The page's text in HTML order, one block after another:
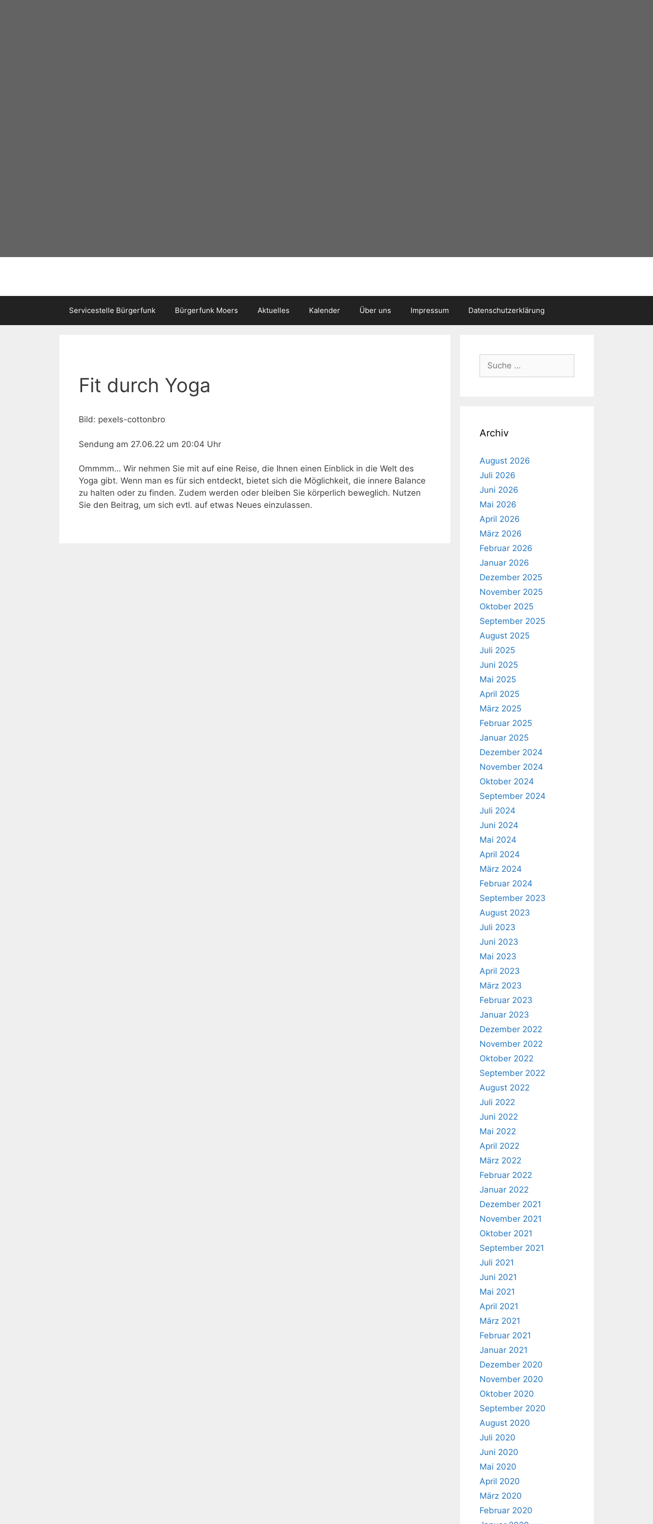
Servicestelle Bürgerfunk Bürgerfunk Moers Aktuelles Kalender Über uns Impressum Datenschutzerklärung
Fit durch Yoga
Bild: pexels-cottonbro
Sendung am 27.06.22 um 20:04 Uhr
Ommmm… Wir nehmen Sie mit auf eine Reise, die Ihnen einen Einblick in die Welt des
Yoga gibt. Wenn man es für sich entdeckt, bietet sich die Möglichkeit, die innere Balance
zu halten oder zu finden. Zudem werden oder bleiben Sie körperlich beweglich. Nutzen
Sie den Beitrag, um sich evtl. auf etwas Neues einzulassen.
Suche
nach:
Archiv
August 2026
Juli 2026
Juni 2026
Mai 2026
April 2026
März 2026
Februar 2026
Januar 2026
Dezember 2025
November 2025
Oktober 2025
September 2025
August 2025
Juli 2025
Juni 2025
Mai 2025
April 2025
März 2025
Februar 2025
Januar 2025
Dezember 2024
November 2024
Oktober 2024
September 2024
Juli 2024
Juni 2024
Mai 2024
April 2024
März 2024
Februar 2024
September 2023
August 2023
Juli 2023
Juni 2023
Mai 2023
April 2023
März 2023
Februar 2023
Januar 2023
Dezember 2022
November 2022
Oktober 2022
September 2022
August 2022
Juli 2022
Juni 2022
Mai 2022
April 2022
März 2022
Februar 2022
Januar 2022
Dezember 2021
November 2021
Oktober 2021
September 2021
Juli 2021
Juni 2021
Mai 2021
April 2021
März 2021
Februar 2021
Januar 2021
Dezember 2020
November 2020
Oktober 2020
September 2020
August 2020
Juli 2020
Juni 2020
Mai 2020
April 2020
März 2020
Februar 2020